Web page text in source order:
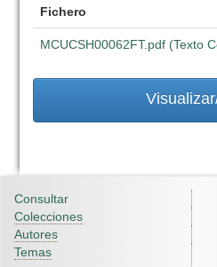
Fichero
MCUCSH00062FT.pdf (Texto
Consultar
Colecciones
Autores
Temas